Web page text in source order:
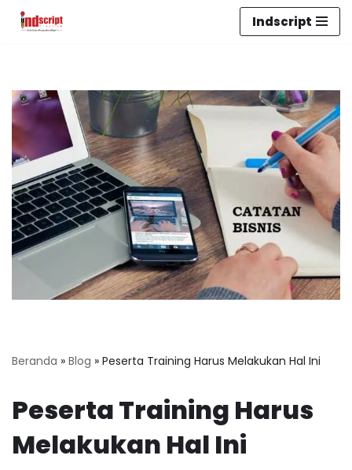
Indscript
Beranda » Blog » Peserta Training Harus Melakukan Hal Ini
Peserta Training Harus
Melakukan Hal Ini